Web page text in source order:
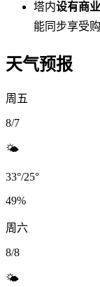
塔内设有商
能同步享受
天气预报
周五
8/7
🌤️
33°/25°
49%
周六
8/8
🌤️